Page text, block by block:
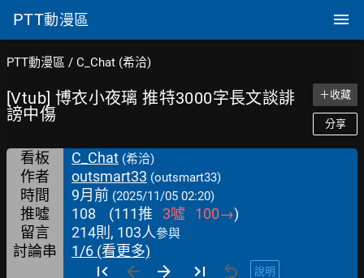
PTT動漫區
PTT動漫區 / C_Chat (希洽)
[Vtub] 博衣小夜璃 推特3000字長文談誹
謗中傷
＋收藏
分享
看板 C_Chat (希洽)
作者 outsmart33 (outsmart33)
時間 9月前 (2025/11/05 02:20)
推噓 108 (111推 3噓 100→)
留言
214則, 103人參與
討論串 1/6 (看更多)
說明